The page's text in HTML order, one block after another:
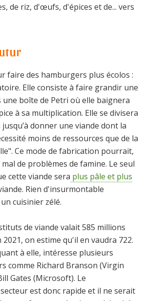
de riz, d'œufs, d'épices et de... vers
faire des hamburgers plus écolos :
Elle consiste à faire grandir une
une boîte de Petri où elle baignera
à sa multiplication. Elle se divisera
donner une viande dont la
moins de ressources que de la
Ce mode de fabrication pourrait,
de problèmes de famine. Le seul
cette viande sera plus pâle et plus
Rien d'insurmontable
cuisinier zélé.
de viande valait 585 millions
2021, on estime qu'il en vaudra 722.
à elle, intéresse plusieurs
comme Richard Branson (Virgin
Gates (Microsoft). Le
est donc rapide et il ne serait